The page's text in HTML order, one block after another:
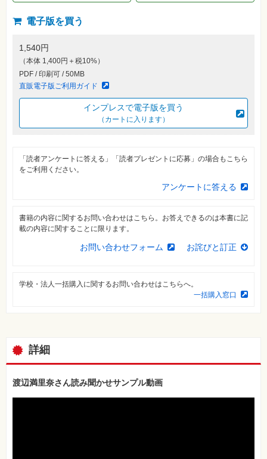
ー
趣
材
自
作・
パ
ホ
ン
リ
集
⼀
覧
電子版を買う
1,540円
（本体 1,400円＋税10%）
PDF / 印刷可 / 50MB
直販電子版ご利用ガイド
インプレスで電子版を買う
（カートに入ります）
「読者アンケートに答える」「読者プレゼントに応募」の場合もこちら
をご利用ください。
アンケートに答える
書籍の内容に関するお問い合わせはこちら。お答えできるのは本書に記
載の内容に関することに限ります。
お問い合わせフォーム お詫びと訂正
学校・法人一括購入に関するお問い合わせはこちらへ。
一括購入窓口
詳細
渡辺満里奈さん読み聞かせサンプル動画